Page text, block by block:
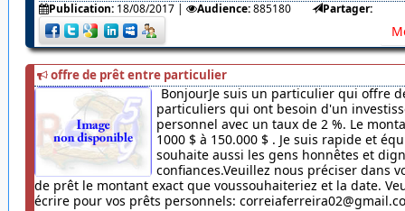
Publication: 18/08/2017| Audience:885180 Partager:
offre de prêt entre particulier
BonjourJe suis un particulier qui offre
particuliers qui ont besoin d'un
personnel avec un taux de 2 %. Le
1000 $ à 150.000 $ . Je suis rapide et
souhaite aussi les gens honnêtes et
confiances.Veuillez nous préciser dans
de prêt le montant exact que voussouhaiteriez et la date.
écrire pour vos prêts personnels: